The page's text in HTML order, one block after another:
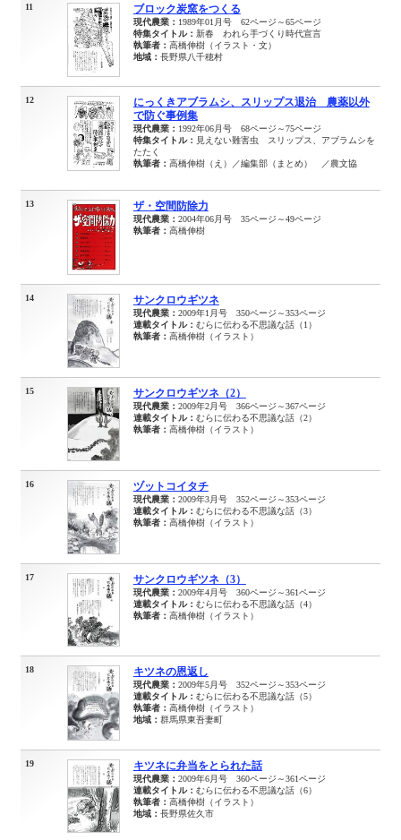
11 ブロック炭窯をつくる
現代農業： 1989年01月号 62ページ～65ページ
特集タイトル： 新春 われら手づくり時代宣言
執筆者： 高橋伸樹（イラスト・文）
地域： 長野県八千穂村
12
にっくきアブラムシ、スリップス退治 農薬以外
で防ぐ事例集
現代農業： 1992年06月号 68ページ～75ページ
特集タイトル： 見えない難害虫 スリップス、アブラムシを
たたく
執筆者： 高橋伸樹（え）／編集部（まとめ） ／農文協
13 ザ・空間防除力
現代農業： 2004年06月号 35ページ～49ページ
執筆者： 高橋伸樹
14 サンクロウギツネ
現代農業： 2009年1月号 350ページ～353ページ
連載タイトル： むらに伝わる不思議な話（1）
執筆者： 高橋伸樹（イラスト）
15 サンクロウギツネ（2）
現代農業： 2009年2月号 366ページ～367ページ
連載タイトル： むらに伝わる不思議な話（2）
執筆者： 高橋伸樹（イラスト）
16 ヅットコイタチ
現代農業： 2009年3月号 352ページ～353ページ
連載タイトル： むらに伝わる不思議な話（3）
執筆者： 高橋伸樹（イラスト）
17 サンクロウギツネ（3）
現代農業： 2009年4月号 360ページ～361ページ
連載タイトル： むらに伝わる不思議な話（4）
執筆者： 高橋伸樹（イラスト）
18 キツネの恩返し
現代農業： 2009年5月号 352ページ～353ページ
連載タイトル： むらに伝わる不思議な話（5）
執筆者： 高橋伸樹（イラスト）
地域： 群馬県東吾妻町
19 キツネに弁当をとられた話
現代農業： 2009年6月号 360ページ～361ページ
連載タイトル： むらに伝わる不思議な話（6）
執筆者： 高橋伸樹（イラスト）
地域： 長野県佐久市